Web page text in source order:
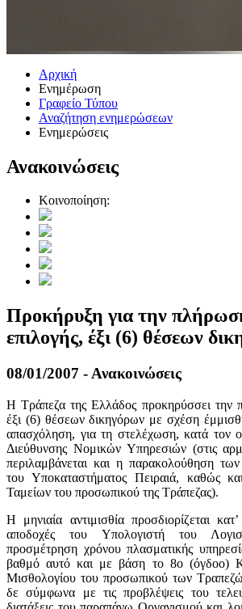
Αρχική
Ενημέρωση
Γραφείο Τύπου
Αναζήτηση ενημερώσεων
Ενημερώσεις
Ανακοινώσεις
Κοινοποίηση:
Προκήρυξη για την
επιλογής, έξι (6) θέσεων
08/01/2007 - Ανακοινώσεις
Η Τράπεζα της Ελλάδος προκηρύσσει την
έξι (6) θέσεων δικηγόρων με σχέση
απασχόληση, για τη στελέχωση, κατά τον
Διεύθυνσης Νομικών Υπηρεσιών (στις
περιλαμβάνεται και η παρακολούθηση
του Υποκαταστήματος Πειραιά, καθώς
Ταμείων του προσωπικού της Τράπεζας).
Η μηνιαία αντιμισθία προσδιορίζεται κατ’
αποδοχές του Υπολογιστή του
προσμέτρηση χρόνου πλασματικής
βαθμό αυτό και με βάση το 8ο (όγδοο)
Μισθολογίου του προσωπικού των
δε σύμφωνα με τις προβλέψεις του